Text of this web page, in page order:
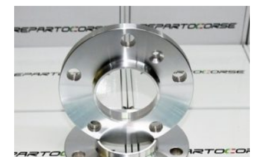
plusieurs
variations.
Les
options
peuvent
être
choisies
sur
la
page